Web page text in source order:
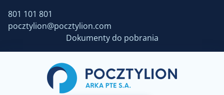
801 101 801
pocztylion@pocztylion.com
Dokumenty do pobrania